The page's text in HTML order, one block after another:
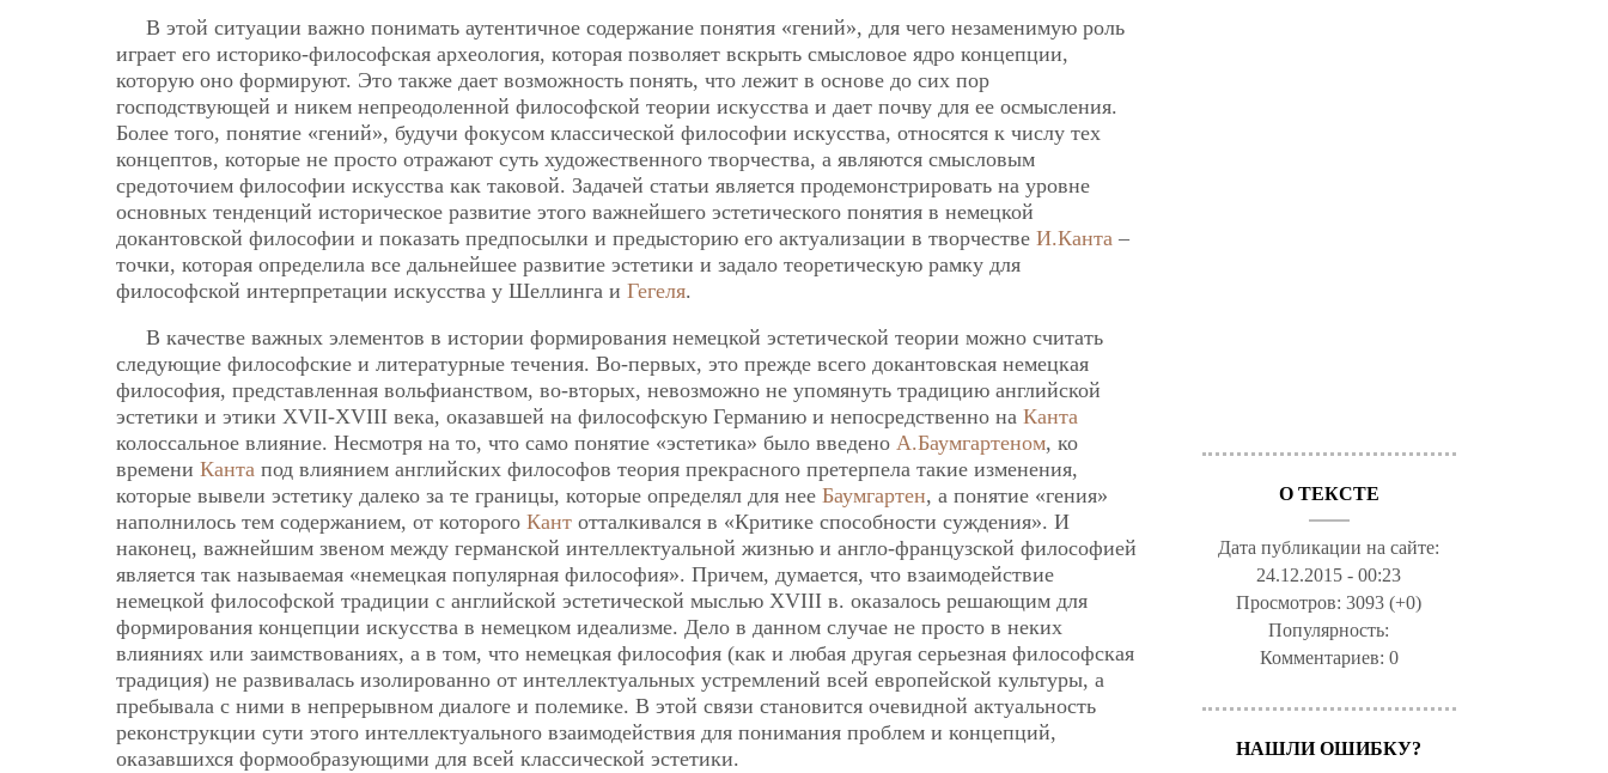
В этой ситуации важно понимать аутентичное содержание понятия «гений», для чего незаменимую роль
играет его историко-философская археология, которая позволяет вскрыть смысловое ядро концепции,
которую оно формируют. Это также дает возможность понять, что лежит в основе до сих пор
господствующей и никем непреодоленной философской теории искусства и дает почву для ее осмысления.
Более того, понятие «гений», будучи фокусом классической философии искусства, относятся к числу тех
концептов, которые не просто отражают суть художественного творчества, а являются смысловым
средоточием философии искусства как таковой. Задачей статьи является продемонстрировать на уровне
основных тенденций историческое развитие этого важнейшего эстетического понятия в немецкой
докантовской философии и показать предпосылки и предысторию его актуализации в творчестве И.Канта –
точки, которая определила все дальнейшее развитие эстетики и задало теоретическую рамку для
философской интерпретации искусства у Шеллинга и Гегеля.
В качестве важных элементов в истории формирования немецкой эстетической теории можно считать
следующие философские и литературные течения. Во-первых, это прежде всего докантовская немецкая
философия, представленная вольфианством, во-вторых, невозможно не упомянуть традицию английской
эстетики и этики XVII-XVIII века, оказавшей на философскую Германию и непосредственно на Канта
колоссальное влияние. Несмотря на то, что само понятие «эстетика» было введено А.Баумгартеном, ко
времени Канта под влиянием английских философов теория прекрасного претерпела такие изменения,
которые вывели эстетику далеко за те границы, которые определял для нее Баумгартен, а понятие «гения»
наполнилось тем содержанием, от которого Кант отталкивался в «Критике способности суждения». И
наконец, важнейшим звеном между германской интеллектуальной жизнью и англо-французской философией
является так называемая «немецкая популярная философия». Причем, думается, что взаимодействие
немецкой философской традиции с английской эстетической мыслью XVIII в. оказалось решающим для
формирования концепции искусства в немецком идеализме. Дело в данном случае не просто в неких
влияниях или заимствованиях, а в том, что немецкая философия (как и любая другая серьезная философская
традиция) не развивалась изолированно от интеллектуальных устремлений всей европейской культуры, а
пребывала с ними в непрерывном диалоге и полемике. В этой связи становится очевидной актуальность
реконструкции сути этого интеллектуального взаимодействия для понимания проблем и концепций,
оказавшихся формообразующими для всей классической эстетики.
О ТЕКСТЕ
Дата публикации на сайте:
24.12.2015 - 00:23
Просмотров:3093 (+0)
Популярность:
Комментариев: 0
НАШЛИ ОШИБКУ?